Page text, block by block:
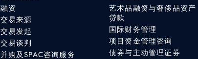
融资
交易来源
交易发起
交易谈判
并购及SPAC咨询服务
艺术品融资与奢侈品资产
贷款
国际财务管理
项目资金管理咨询
债券与主动管理证券